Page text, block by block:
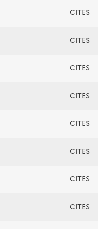
CITES
CITES
CITES
CITES
CITES
CITES
CITES
CITES